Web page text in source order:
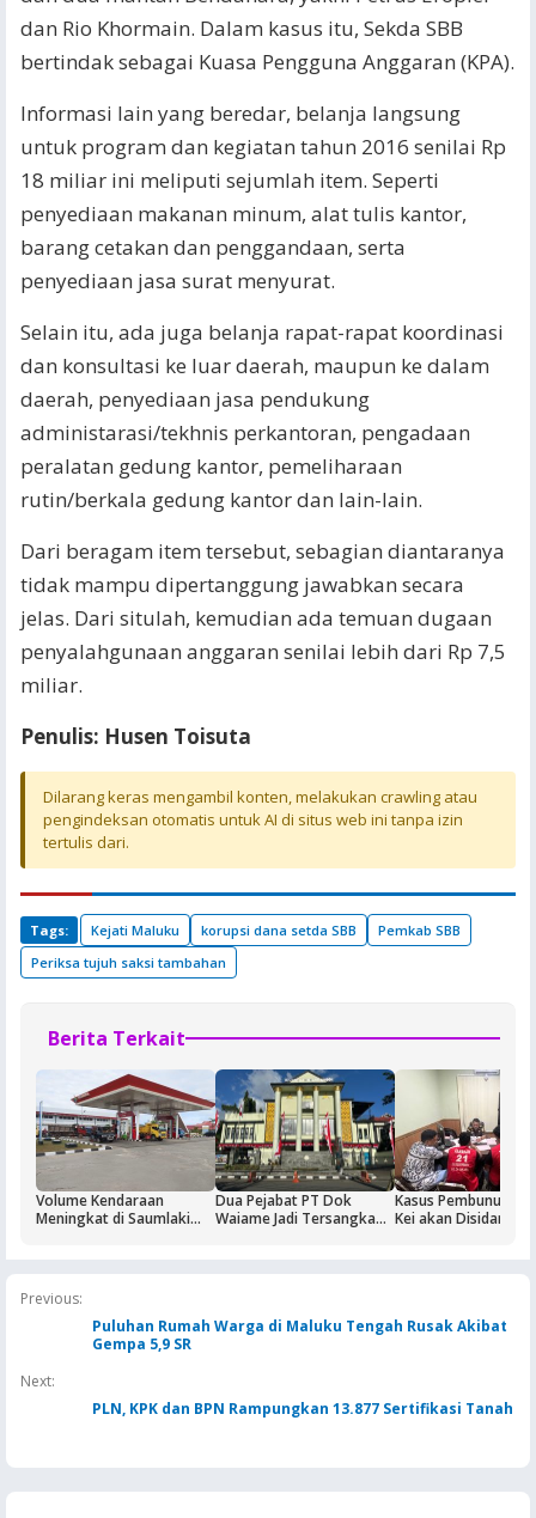
dan Rio Khormain. Dalam kasus itu, Sekda SBB
bertindak sebagai Kuasa Pengguna Anggaran (KPA).
Informasi lain yang beredar, belanja langsung
untuk program dan kegiatan tahun 2016 senilai Rp
18 miliar ini meliputi sejumlah item. Seperti
penyediaan makanan minum, alat tulis kantor,
barang cetakan dan penggandaan, serta
penyediaan jasa surat menyurat.
Selain itu, ada juga belanja rapat-rapat koordinasi
dan konsultasi ke luar daerah, maupun ke dalam
daerah, penyediaan jasa pendukung
administarasi/tekhnis perkantoran, pengadaan
peralatan gedung kantor, pemeliharaan
rutin/berkala gedung kantor dan lain-lain.
Dari beragam item tersebut, sebagian diantaranya
tidak mampu dipertanggung jawabkan secara
jelas. Dari situlah, kemudian ada temuan dugaan
penyalahgunaan anggaran senilai lebih dari Rp 7,5
miliar.
Penulis: Husen Toisuta
Dilarang keras mengambil konten, melakukan crawling atau
pengindeksan otomatis untuk AI di situs web ini tanpa izin
tertulis dari.
Tags: Kejati Maluku korupsi dana setda SBB
Pemkab SBB
Periksa tujuh saksi tambahan
Berita Terkait
Volume Kendaraan
Meningkat di Saumlaki
Jaga Keandalan Suplai
BBM
Dua Pejabat PT Dok
Waiame Jadi Tersangka
Kasus Pembunuhan
Kei akan
Previous:
Puluhan Rumah Warga di Maluku Tengah Rusak Akibat
Gempa 5,9 SR
Next:
PLN, KPK dan BPN Rampungkan 13.877 Sertifikasi Tanah